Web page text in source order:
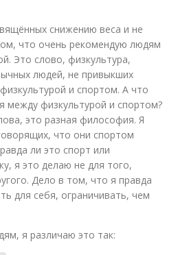
снижению веса и не
что очень рекомендую людям
Это слово, физкультура,
людей, не привыкших
и спортом. А что
между физкультурой и спортом?
это разная философия. Я
что они спортом
ли это спорт или
я это делаю не для того,
Дело в том, что я правда
для себя, ограничивать, чем
я различаю это так: